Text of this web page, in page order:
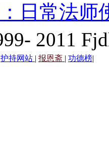
日常法师
2011
护持网站 | 报恩斋 | 功德榜|